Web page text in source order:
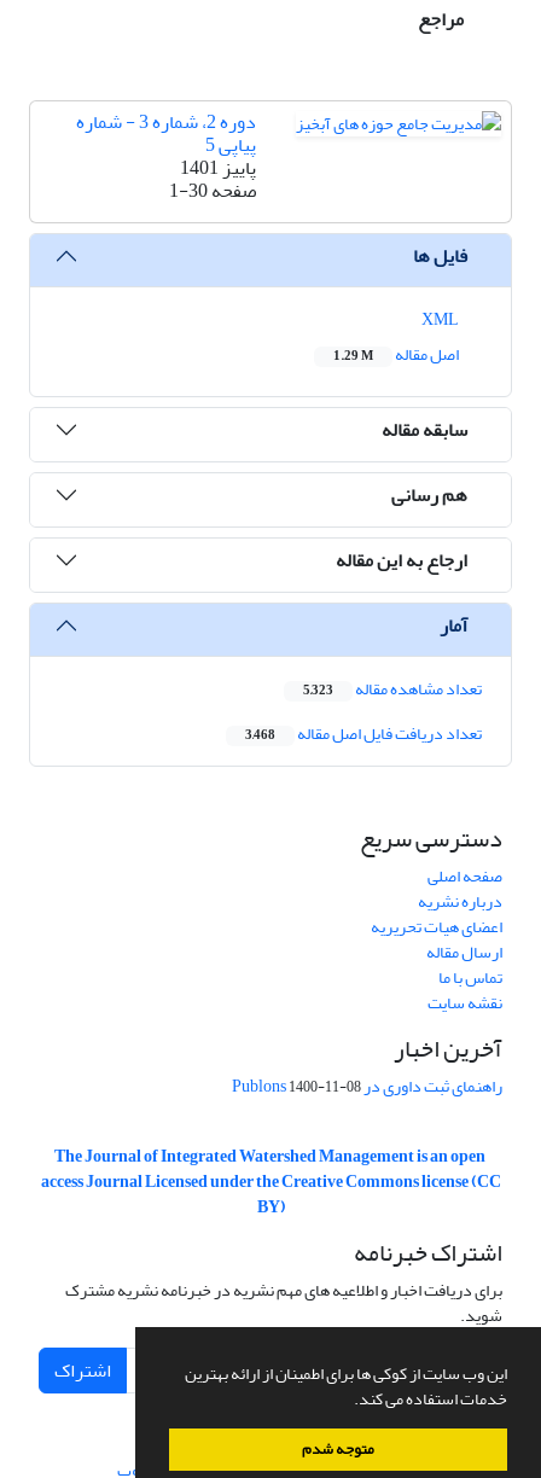
این وب سایت از کوکی ها برای اطمینان از ارائه بهترین
خدمات استفاده می کند.
متوجه شدم
مراجع
دوره 2، شماره 3 - شماره
پیاپی 5
پاییز 1401
صفحه1-30
فایل ها
اصل مقاله
1.29 M
سابقه مقاله
هم رسانی
ارجاع به این مقاله
آمار
تعداد مشاهده مقاله 5,323
تعداد دریافت فایل اصل مقاله 3,468
دسترسی سریع
صفحه اصلی
درباره نشریه
اعضای هیات تحریریه
ارسال مقاله
تماس با ما
نقشه سایت
آخرین اخبار
راهنمای ثبت داوری در Publons1400-11-08
The Journal of Integrated Watershed Management is an open
access Journal Licensed under the Creative Commons license (CC
BY)
اشتراک خبرنامه
برای دریافت اخبار و اطلاعیه های مهم نشریه در خبرنامه نشریه مشترک
شوید.
اشتراک
سامانه مدیریت نشریات علمی.طراحی و پیاده سازی از سیناوب